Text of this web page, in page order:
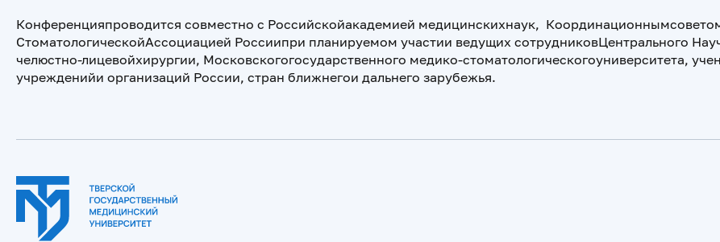
Конференцияпроводится совместно с Российскойакадемией медицинскихнаук,
СтоматологическойАссоциацией Россиипри планируемом участии ведущих сотрудниковЦентрального
челюстно-лицевойхирургии, Московскогогосударственного медико-стоматологическогоуниверситета,
учрежденийи организаций России, стран ближнегои дальнего зарубежья.